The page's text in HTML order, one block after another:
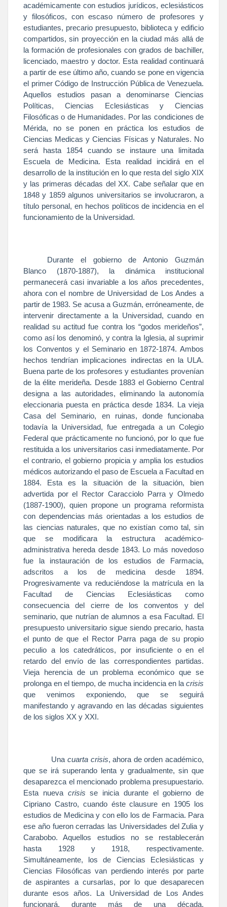
académicamente con estudios jurídicos, eclesiásticos
y filosóficos, con escaso número de profesores y
estudiantes, precario presupuesto, biblioteca y edificio
compartidos, sin proyección en la ciudad más allá de
la formación de profesionales con grados de bachiller,
licenciado, maestro y doctor. Esta realidad continuará
a partir de ese último año, cuando se pone en vigencia
el primer Código de Instrucción Pública de Venezuela.
Aquellos estudios pasan a denominarse Ciencias
Políticas, Ciencias Eclesiásticas y Ciencias
Filosóficas o de Humanidades. Por las condiciones de
Mérida, no se ponen en práctica los estudios de
Ciencias Medicas y Ciencias Físicas y Naturales. No
será hasta 1854 cuando se instaure una limitada
Escuela de Medicina. Esta realidad incidirá en el
desarrollo de la institución en lo que resta del siglo XIX
y las primeras décadas del XX. Cabe señalar que en
1848 y 1859 algunos universitarios se involucraron, a
título personal, en hechos políticos de incidencia en el
funcionamiento de la Universidad.
Durante el gobierno de Antonio Guzmán
Blanco (1870-1887), la dinámica institucional
permanecerá casi invariable a los años precedentes,
ahora con el nombre de Universidad de Los Andes a
partir de 1983. Se acusa a Guzmán, erróneamente, de
intervenir directamente a
la Universidad, cuando en
realidad su actitud fue contra los “godos merideños”,
como así los denominó, y contra la Iglesia, al suprimir
los Conventos y el Seminario en 1872-1874. Ambos
hechos tendrían implicaciones indirectas en
la ULA.
Buena parte de los profesores y estudiantes provenían
de la élite merideña. Desde 1883 el Gobierno Central
designa a las autoridades, eliminando la autonomía
eleccionaria puesta en práctica desde 1834. La vieja
Casa del Seminario, en ruinas, donde funcionaba
todavía
la Universidad, fue entregada a un Colegio
Federal que prácticamente no funcionó, por lo que fue
restituida a los universitarios casi inmediatamente. Por
el contrario, el gobierno propicia y amplia los estudios
médicos autorizando el paso de Escuela a Facultad en
1884. Esta es la situación de la situación, bien
advertida por el Rector Caracciolo Parra y Olmedo
(1887-1900), quien propone un programa reformista
con dependencias más orientadas a los estudios de
las ciencias naturales, que no existían como tal, sin
que se modificara la estructura académico-
administrativa hereda desde 1843. Lo más novedoso
fue la instauración de los estudios de Farmacia,
adscritos a los de medicina desde 1894.
Progresivamente va reduciéndose la matrícula en
la
Facultad
de Ciencias Eclesiásticas como
consecuencia del cierre de los conventos y del
seminario, que nutrían de alumnos a esa Facultad. El
presupuesto universitario sigue siendo precario, hasta
el punto de que el Rector Parra paga de su propio
peculio a los catedráticos, por insuficiente o en el
retardo del envío de las correspondientes partidas.
Vieja herencia de un problema económico que se
prolonga en el tiempo, de mucha incidencia en la crisis
que venimos exponiendo, que se seguirá
manifestando y agravando en las décadas siguientes
de los siglos XX y XXI.
Una cuarta crisis, ahora de orden académico,
que se irá superando lenta y gradualmente, sin que
desaparezca el mencionado problema presupuestario.
Esta nueva crisis se inicia durante el gobierno de
Cipriano Castro, cuando éste clausure en 1905 los
estudios de Medicina y con ello los de Farmacia. Para
ese año fueron cerradas las Universidades del Zulia y
Carabobo. Aquellos estudios no se restablecerán
hasta 1928 y 1918, respectivamente.
Simultáneamente, los de Ciencias Eclesiásticas y
Ciencias Filosóficas van perdiendo interés por parte
de aspirantes a cursarlas, por lo que desaparecen
durante esos años.
La Universidad de Los Andes
funcionará, durante más de una década,